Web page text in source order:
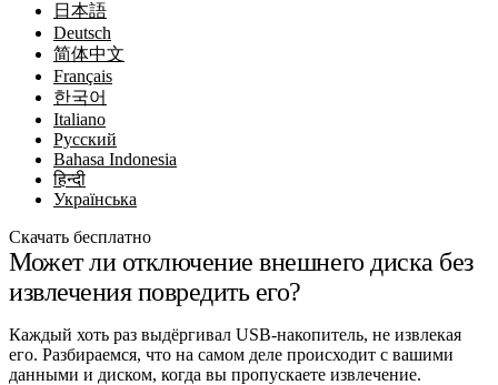
日本語
Deutsch
简体中文
Français
한국어
Italiano
Русский
Bahasa Indonesia
हिन्दी
Українська
Скачать бесплатно
Может ли отключение внешнего диска без
извлечения повредить его?
Каждый хоть раз выдёргивал USB-накопитель, не извлекая
его. Разбираемся, что на самом деле происходит с вашими
данными и диском, когда вы пропускаете извлечение.